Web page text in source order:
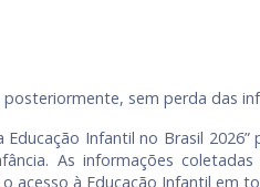
sem perda das
Infantil no Brasil
As informações
acesso à Educação Infantil em